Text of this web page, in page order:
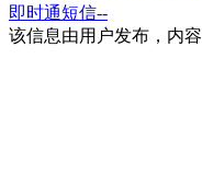
即时通短信--
该信息由用户发布，内